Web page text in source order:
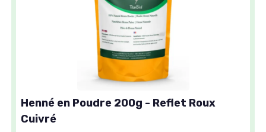
Henné en Poudre 200g - Reflet Roux
Cuivré